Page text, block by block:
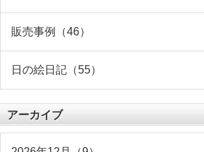
販売事例（46）
日の絵日記（55）
アーカイブ